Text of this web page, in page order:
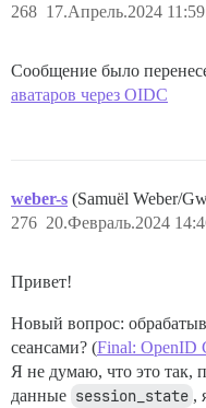
17.Апрель.2024
268
Сообщение было
аватаров через OIDC
weber-s (Samuël Weber/
20.Февраль.2024
276
Привет!
Новый вопрос:
сеансами? (Final: OpenID
Я не думаю, что это так,
данные session_state ,